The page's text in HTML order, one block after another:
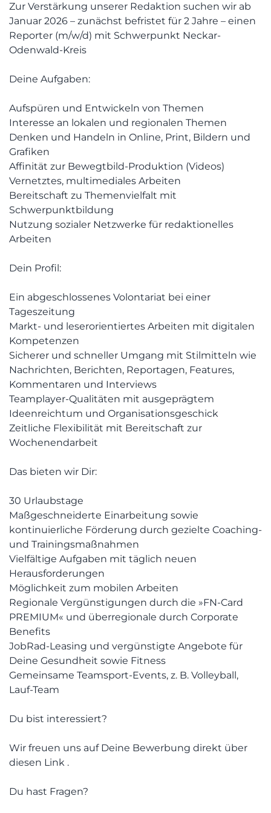
Zur Verstärkung unserer Redaktion suchen wir ab
Januar 2026 – zunächst befristet für 2 Jahre – einen
Reporter (m/w/d) mit Schwerpunkt Neckar-
Odenwald-Kreis
Deine Aufgaben:
Aufspüren und Entwickeln von Themen
Interesse an lokalen und regionalen Themen
Denken und Handeln in Online, Print, Bildern und
Grafiken
Affinität zur Bewegtbild-Produktion (Videos)
Vernetztes, multimediales Arbeiten
Bereitschaft zu Themenvielfalt mit
Schwerpunktbildung
Nutzung sozialer Netzwerke für redaktionelles
Arbeiten
Dein Profil:
Ein abgeschlossenes Volontariat bei einer
Tageszeitung
Markt- und leserorientiertes Arbeiten mit digitalen
Kompetenzen
Sicherer und schneller Umgang mit Stilmitteln wie
Nachrichten, Berichten, Reportagen, Features,
Kommentaren und Interviews
Teamplayer-Qualitäten mit ausgeprägtem
Ideenreichtum und Organisationsgeschick
Zeitliche Flexibilität mit Bereitschaft zur
Wochenendarbeit
Das bieten wir Dir:
30 Urlaubstage
Maßgeschneiderte Einarbeitung sowie
kontinuierliche Förderung durch gezielte Coaching-
und Trainingsmaßnahmen
Vielfältige Aufgaben mit täglich neuen
Herausforderungen
Möglichkeit zum mobilen Arbeiten
Regionale Vergünstigungen durch die »FN-Card
PREMIUM« und überregionale durch Corporate
Benefits
JobRad-Leasing und vergünstigte Angebote für
Deine Gesundheit sowie Fitness
Gemeinsame Teamsport-Events, z. B. Volleyball,
Lauf-Team
Du bist interessiert?
Wir freuen uns auf Deine Bewerbung direkt über
diesen Link .
Du hast Fragen?